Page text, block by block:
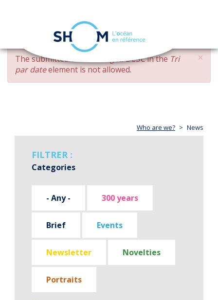
Skip
main
content
navigation
×
ERROR
MESSAGE
The submitted value changed DESCin the Tri
par dateelement is not allowed.
Who are we? News
FILTRER :
Categories
- Any - 300 years
Brief Events
Newsletter Novelties
Portraits